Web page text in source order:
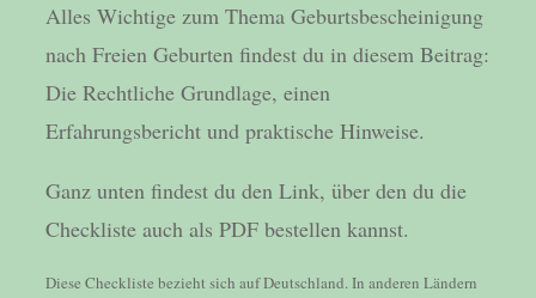
Alles Wichtige zum Thema Geburtsbescheinigung
nach Freien Geburten findest du in diesem Beitrag:
Die Rechtliche Grundlage, einen
Erfahrungsbericht und praktische Hinweise.
Ganz unten findest du den Link, über den du die
Checkliste auch als PDF bestellen kannst.
Diese Checkliste bezieht sich auf Deutschland. In anderen Ländern